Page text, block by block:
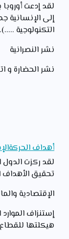
لقد إدعت
إلى الإنسانية
التكنولوجية .....).
نشر النصرانية
نشر الحضارة و
أهداف
لقد ركزت الدول
تحقيق الأهداف
الإقتصادية
إستنزاف
هيكلتها